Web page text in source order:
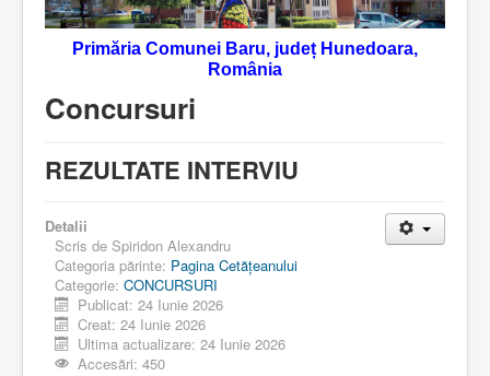
Contact
Servicii Online
Primăria Comunei Baru, județ Hunedoara,
România
Concursuri
REZULTATE INTERVIU
Detalii
Scris de Spiridon Alexandru
Categoria părinte: Pagina Cetăţeanului
Categorie: CONCURSURI
Publicat: 24 Iunie 2026
Creat: 24 Iunie 2026
Ultima actualizare: 24 Iunie 2026
Accesări: 450